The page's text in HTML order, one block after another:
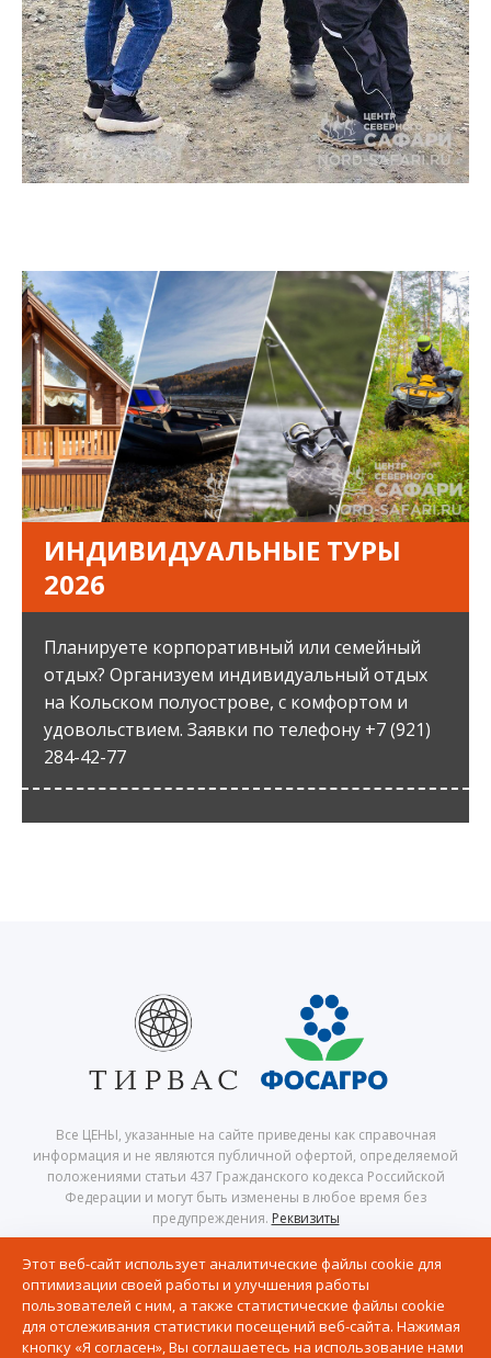
ИНДИВИДУАЛЬНЫЕ ТУРЫ
2026
Планируете корпоративный или семейный
отдых? Организуем индивидуальный отдых
на Кольском полуострове, с комфортом и
удовольствием. Заявки по телефону +7 (921)
284-42-77
Все ЦЕНЫ, указанные на сайте приведены как справочная
информация и не являются публичной офертой, определяемой
положениями статьи 437 Гражданского кодекса Российской
Федерации и могут быть изменены в любое время без
предупреждения. Реквизиты
Мурманская область, Кольский полуостров
Политика в отношении обработки персональных данных
Согласие на получение рассылки рекламно-информационных
материалов
Этот веб-сайт использует аналитические файлы cookie для
оптимизации своей работы и улучшения работы
пользователей с ним, а также статистические файлы cookie
для отслеживания статистики посещений веб-сайта. Нажимая
кнопку «Я согласен», Вы соглашаетесь на использование нами